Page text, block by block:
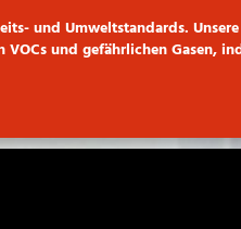
und Umweltstandards.
VOCs und gefährlichen Gasen,